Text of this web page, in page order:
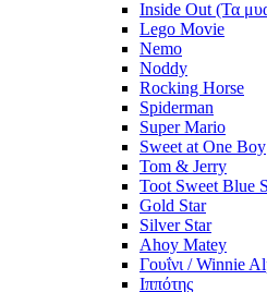
Inside Out (Τα
Lego Movie
Nemo
Noddy
Rocking Horse
Spiderman
Super Mario
Sweet at One Boy
Tom & Jerry
Toot Sweet Blue
Gold Star
Silver Star
Ahoy Matey
Γουΐνι / Winnie
Ιππότης